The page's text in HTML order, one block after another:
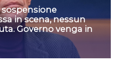
sospensione
in scena, nessun
Governo venga in